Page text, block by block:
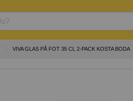
VIVA GLAS PÅ FOT 35 CL 2-PACK KOSTA BODA